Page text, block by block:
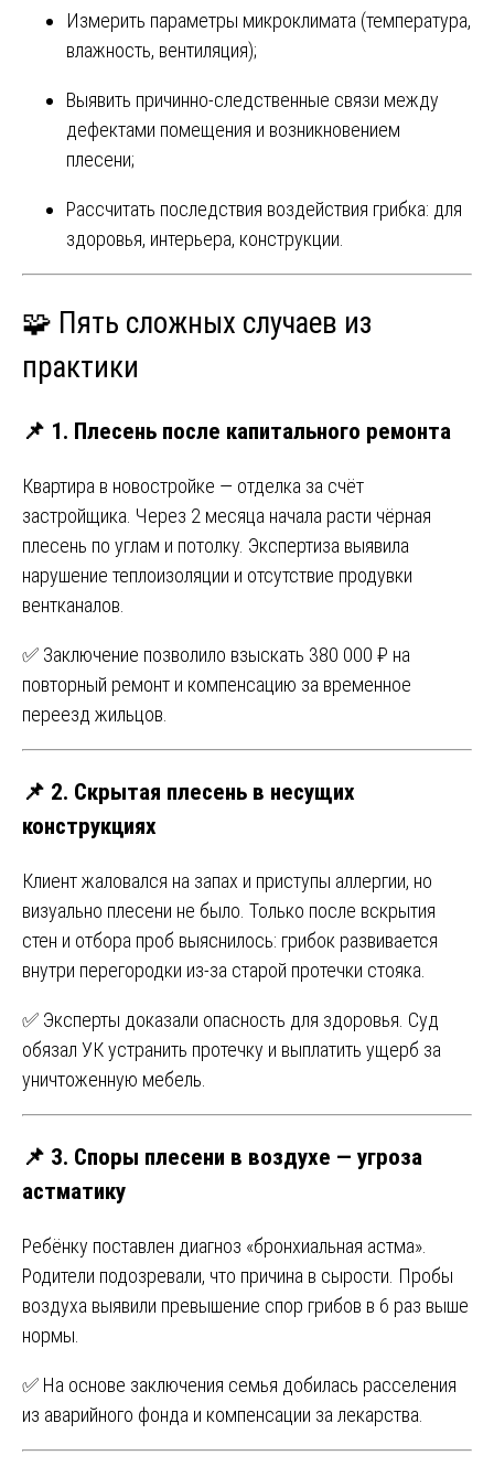
Измерить параметры микроклимата (температура,
влажность, вентиляция);
Выявить причинно-следственные связи между
дефектами помещения и возникновением
плесени;
Рассчитать последствия воздействия грибка: для
здоровья, интерьера, конструкции.
🧩 Пять сложных случаев из
практики
📌 1. Плесень после капитального ремонта
Квартира в новостройке — отделка за счёт
застройщика. Через 2 месяца начала расти чёрная
плесень по углам и потолку. Экспертиза выявила
нарушение теплоизоляции и отсутствие продувки
вентканалов.
✅ Заключение позволило взыскать 380 000 ₽ на
повторный ремонт и компенсацию за временное
переезд жильцов.
📌 2. Скрытая плесень в несущих
конструкциях
Клиент жаловался на запах и приступы аллергии, но
визуально плесени не было. Только после вскрытия
стен и отбора проб выяснилось: грибок развивается
внутри перегородки из-за старой протечки стояка.
✅ Эксперты доказали опасность для здоровья. Суд
обязал УК устранить протечку и выплатить ущерб за
уничтоженную мебель.
📌 3. Споры плесени в воздухе — угроза
астматику
Ребёнку поставлен диагноз «бронхиальная астма».
Родители подозревали, что причина в сырости. Пробы
воздуха выявили превышение спор грибов в 6 раз выше
нормы.
✅ На основе заключения семья добилась расселения
из аварийного фонда и компенсации за лекарства.